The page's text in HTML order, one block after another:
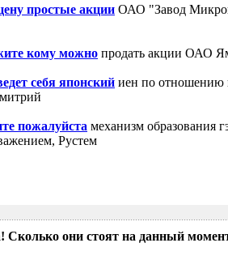
простые акции ОАО "Завод
кому можно продать акции ОАО
себя японский иен по отношению
пожалуйста механизм образования
Рустем
Сколько они стоят на данный